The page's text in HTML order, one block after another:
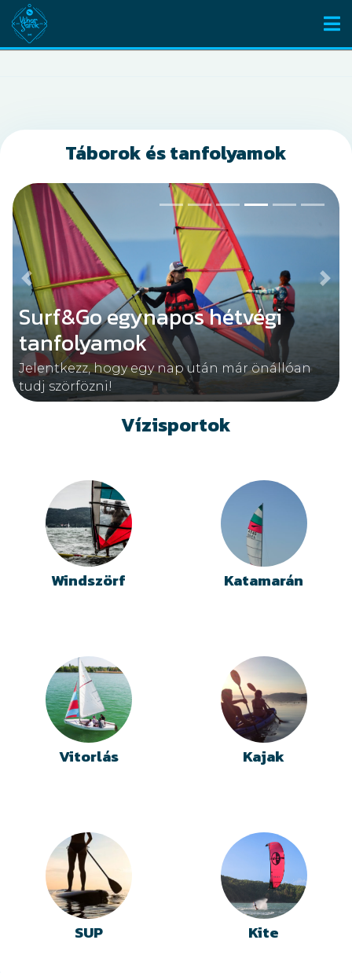
Táborok és tanfolyamok
Surf&Go egynapos hétvégi
tanfolyamok
Jelentkezz, hogy egy nap után már önállóan
tudj szörfözni!
Előző
Vízisportok
Windszörf Katamarán
Vitorlás Kajak
SUP Kite